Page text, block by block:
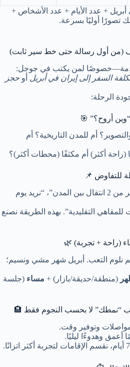
أبريل + عدد الأيام + عدد الأشخاص +
تصورًا أوليًا بسرعة.
لمن يكتب في جوجل:
السفر إلى إيران في أبريل أو حجز
الرحلة:
أم للمدن التاريخية؟ أم
(راحة أكثر) أم مكثفًا (محطات أكثر)؟
مثال: “لا رحلات ليلية”، “لا أكثر من 2 انتقال بين المدن”، “نريد يوم
للمقاهي التقليدية”. بهذه الطريقة نصنع
ثم نلوم التعب. أبريل شهر مشي ونسيم؛
(منطقة/حديقة/بازار) + مساء (جلسة
وتوفير وقت.
أعمق وهدوءًا ليليًا.